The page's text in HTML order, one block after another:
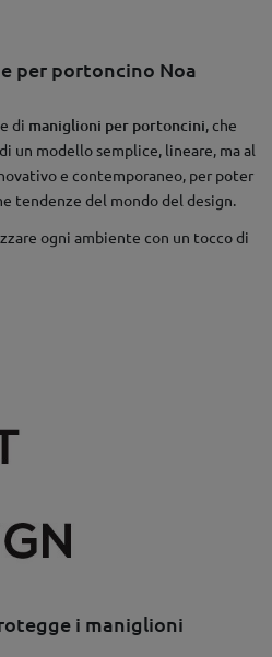
per portoncino Noa
di maniglioni per portoncini, che
un modello semplice, lineare, ma al
e contemporaneo, per poter
tendenze del mondo del design.
ogni ambiente con un tocco di
i maniglioni